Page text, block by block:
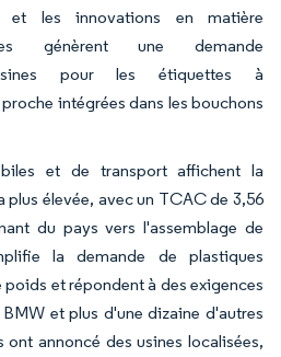
et les innovations en matière
génèrent une demande
pour les étiquettes à
intégrées dans les bouchons
et de transport affichent la
élevée, avec un TCAC de 3,56
du pays vers l'assemblage de
la demande de plastiques
et répondent à des exigences
et plus d'une dizaine d'autres
annoncé des usines localisées,